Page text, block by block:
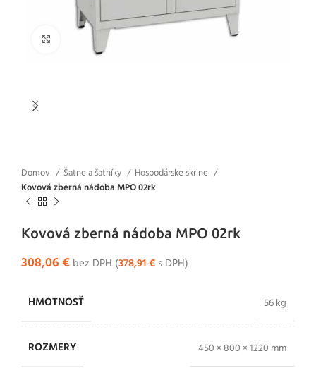
Klikni pre zväčšenie
Domov Šatne a šatníky
Hospodárske skrine
Kovová zberná nádoba MPO 02rk
Kovová zberná nádoba MPO 02rk
308,06€ bez DPH (378,91€ s DPH)
HMOTNOSŤ 56 kg
ROZMERY 450 × 800 × 1220 mm